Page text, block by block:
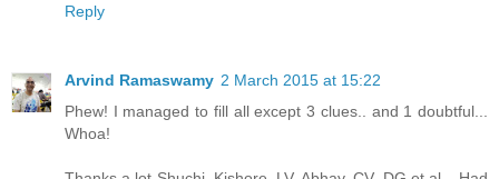
Reply
Arvind Ramaswamy 2 March 2015 at 15:22
Phew! I managed to fill all except 3 clues.. and 1 doubtful...
Whoa!